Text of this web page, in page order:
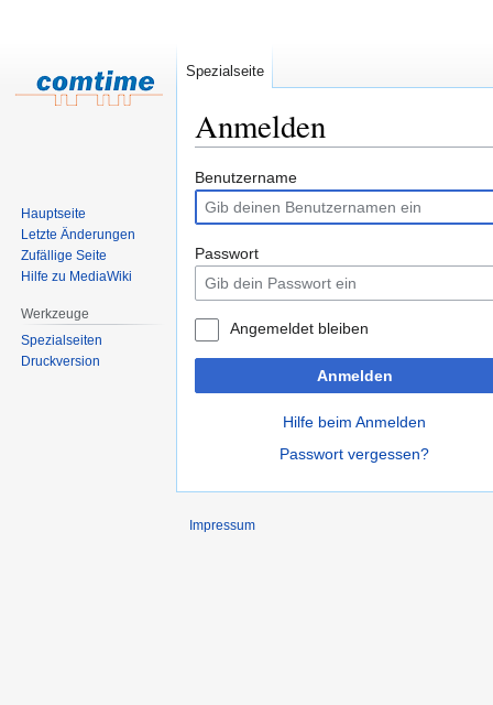
Anmelden
Zur
Navigation
springen
Zur
Suche
springen
Benutzername
Passwort
Angemeldet bleiben
Anmelden
Hilfe beim Anmelden
Passwort vergessen?
Spezialseite
Hauptseite
Letzte Änderungen
Zufällige Seite
Hilfe zu MediaWiki
Werkzeuge
Spezialseiten
Druckversion
Impressum